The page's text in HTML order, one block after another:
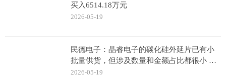
买入6514.18万元
2026-05-19
民德电子：晶睿电子的碳化硅外延片已有小
批量供货，但涉及数量和金额占比都很小 观
热点
2026-05-19